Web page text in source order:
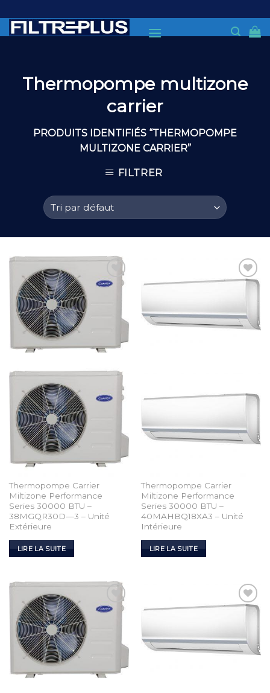
to
content
Thermopompe multizone
carrier
PRODUITS IDENTIFIÉS “THERMOPOMPE
MULTIZONE CARRIER”
FILTRER
Add to
Thermopompe Carrier
Miltizone Performance
Series 30000 BTU –
38MGQR30D—3 – Unité
Extérieure
LIRE LA SUITE
Thermopompe Carrier
Miltizone Performance
Series 30000 BTU –
40MAHBQ18XA3 – Unité
Intérieure
LIRE LA SUITE
Add to